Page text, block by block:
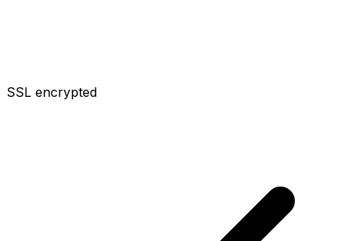
SSL encrypted